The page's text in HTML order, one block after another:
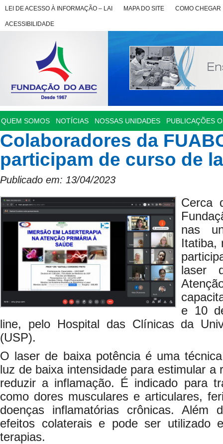
LEI DE ACESSO À INFORMAÇÃO – LAI MAPA DO SITE COMO CHEGAR
ACESSIBILIDADE
QUEM SOMOS NOTÍCIAS NOSSAS UNIDADES PUBLICAÇÕES
Colaboradores da
participam de curso de
Publicado em: 13/04/2023
Cerca
nas
Itatiba,
laser
e 10
line, pelo Hospital das Clínicas da
(USP).
O laser de baixa potência é uma
luz de baixa intensidade para estimular a
reduzir a inflamação. É indicado para
como dores musculares e articulares,
doenças inflamatórias crônicas. Além
efeitos colaterais e pode ser utilizado
terapias.